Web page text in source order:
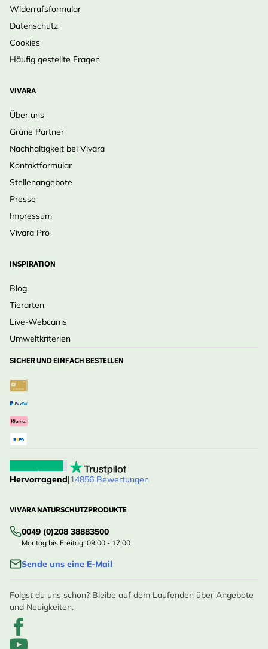
Widerrufsformular
Datenschutz
Cookies
Häufig gestellte Fragen
VIVARA
Über uns
Grüne Partner
Nachhaltigkeit bei Vivara
Kontaktformular
Stellenangebote
Presse
Impressum
Vivara Pro
INSPIRATION
Blog
Tierarten
Live-Webcams
Umweltkriterien
SICHER UND EINFACH BESTELLEN
Hervorragend|14856 Bewertungen
VIVARA NATURSCHUTZPRODUKTE
0049 (0)208 38883500
Montag bis Freitag: 09:00 - 17:00
Sende uns eine E-Mail
Folgst du uns schon? Bleibe auf dem Laufenden über Angebote
und Neuigkeiten.